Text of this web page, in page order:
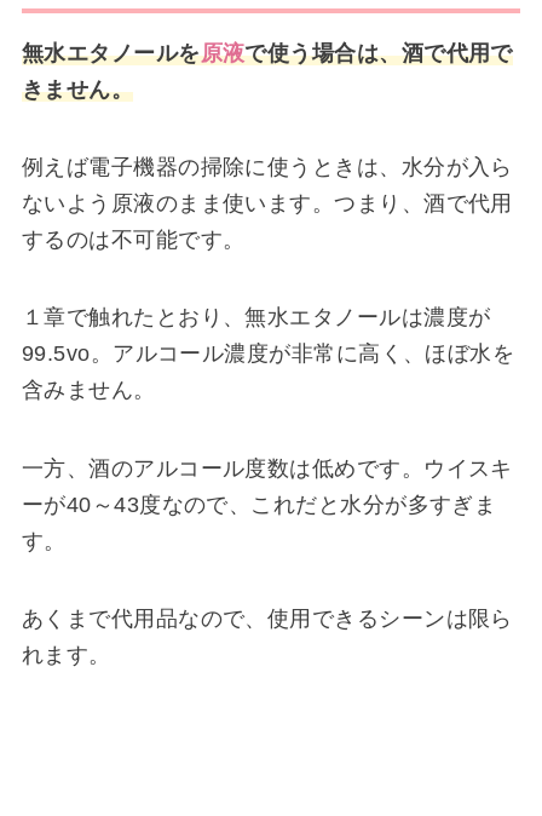
無水エタノールを原液で使う場合は、酒で代用で
きません。
例えば電子機器の掃除に使うときは、水分が入ら
ないよう原液のまま使います。つまり、酒で代用
するのは不可能です。
１章で触れたとおり、無水エタノールは濃度が
99.5vo。アルコール濃度が非常に高く、ほぼ水を
含みません。
一方、酒のアルコール度数は低めです。ウイスキ
ーが40～43度なので、これだと水分が多すぎま
す。
あくまで代用品なので、使用できるシーンは限ら
れます。